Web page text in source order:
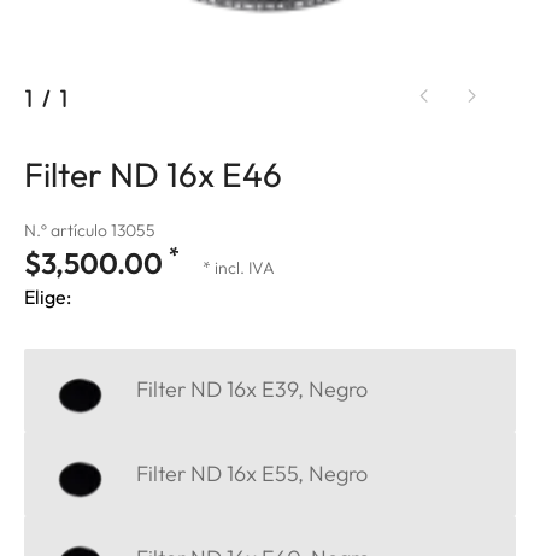
1 / 1
Filter ND 16x E46
N.º artículo 13055
$3,500.00 * * incl. IVA
Elige:
Filter ND 16x E39, Negro
Filter ND 16x E55, Negro